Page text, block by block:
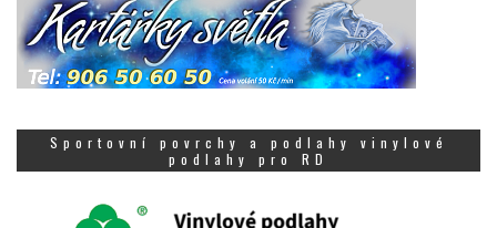
Sportovní povrchy a podlahy vinylové
podlahy pro RD